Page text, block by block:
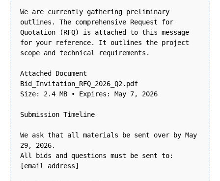
We are currently gathering preliminary
outlines. The comprehensive Request for
Quotation (RFQ) is attached to this message
for your reference. It outlines the project
scope and technical requirements.
Attached Document
Bid_Invitation_RFQ_2026_Q2.pdf
Size: 2.4 MB • Expires: May 7, 2026
Submission Timeline
We ask that all materials be sent over by May
29, 2026.
All bids and questions must be sent to:
[email address]